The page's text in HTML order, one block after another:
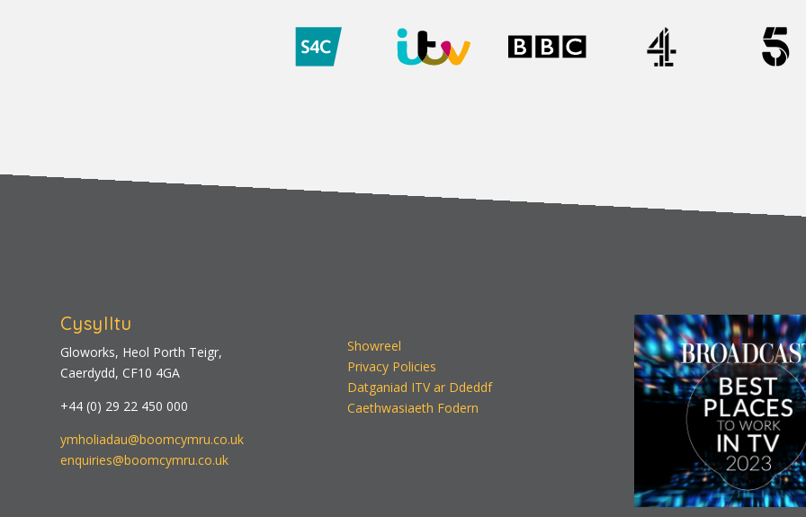
Cysylltu
Gloworks, Heol Porth Teigr,
Caerdydd, CF10 4GA
+44 (0) 29 22 450 000
ymholiadau@boomcymru.co.uk
enquiries@boomcymru.co.uk
Showreel
Privacy Policies
Datganiad ITV ar Ddeddf
Caethwasiaeth Fodern